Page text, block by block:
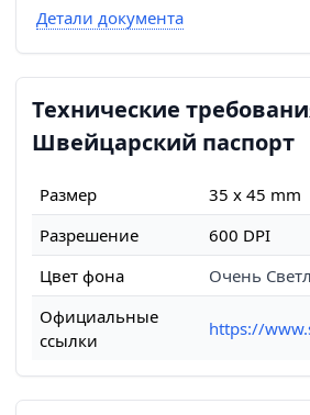
Детали документа
Технические
Швейцарский паспорт
Размер
35 x 45 mm
Разрешение
600 DPI
Цвет фона
Очень
Официальные
ссылки
https://